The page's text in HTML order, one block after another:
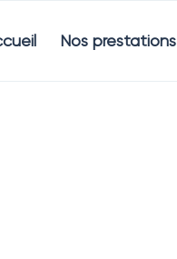
Nos prestations